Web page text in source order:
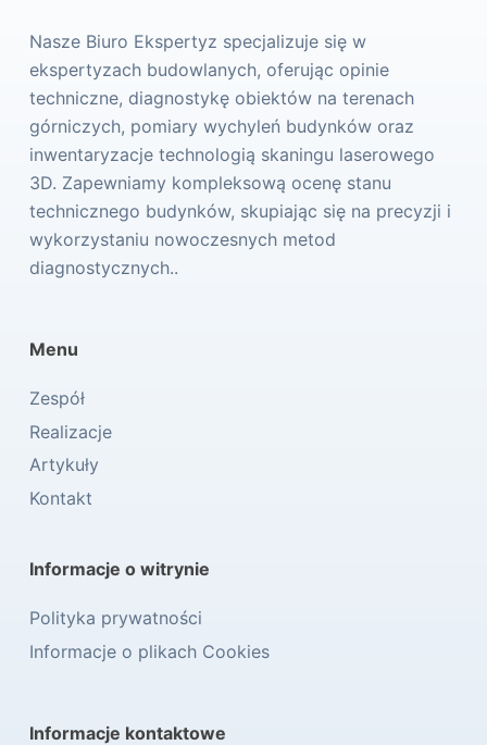
Nasze Biuro Ekspertyz specjalizuje się w
ekspertyzach budowlanych, oferując opinie
techniczne, diagnostykę obiektów na terenach
górniczych, pomiary wychyleń budynków oraz
inwentaryzacje technologią skaningu laserowego
3D. Zapewniamy kompleksową ocenę stanu
technicznego budynków, skupiając się na precyzji i
wykorzystaniu nowoczesnych metod
diagnostycznych..
Menu
Zespół
Realizacje
Artykuły
Kontakt
Informacje o witrynie
Polityka prywatności
Informacje o plikach Cookies
Informacje kontaktowe